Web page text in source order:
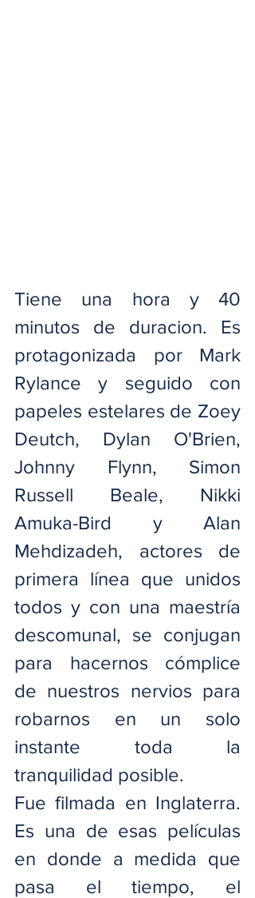
Tiene una hora y 40
minutos de duracion. Es
protagonizada por Mark
Rylance y seguido con
papeles estelares de Zoey
Deutch, Dylan O'Brien,
Johnny Flynn, Simon
Russell Beale, Nikki
Amuka-Bird y Alan
Mehdizadeh, actores de
primera línea que unidos
todos y con una maestría
descomunal, se conjugan
para hacernos cómplice
de nuestros nervios para
robarnos en un solo
instante toda la
tranquilidad posible.
Fue filmada en Inglaterra.
Es una de esas películas
en donde a medida que
pasa el tiempo, el